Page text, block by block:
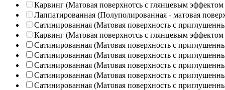
Карвинг (Матовая поверхнотсь с глянцевым эффектом
Лаппатированная (Полуполированная - матовая
Сатинированная (Матовая поверхность с
Карвинг (Матовая поверхнотсь с глянцевым эффектом
Сатинированная (Матовая поверхность с
Сатинированная (Матовая поверхность с
Сатинированная (Матовая поверхность с
Сатинированная (Матовая поверхность с
Сатинированная (Матовая поверхность с